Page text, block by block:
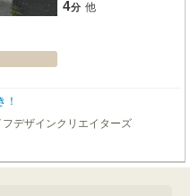
4分 他
デザインクリエイターズ